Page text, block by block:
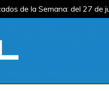
de la Semana: del 27 de
de la Semana: del 27 de
de la Semana: del 13 al 19